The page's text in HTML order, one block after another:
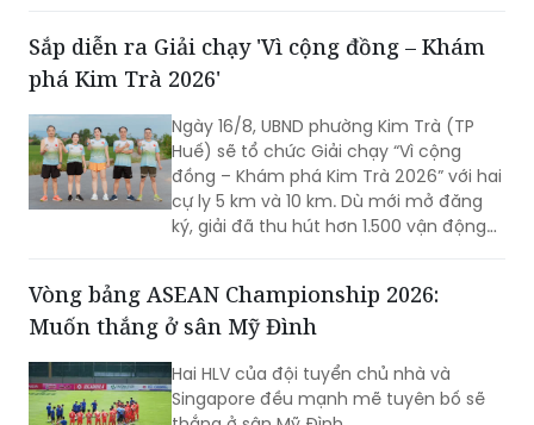
Huế khai mạc Giải Vô địch quốc gia Thể
dục dưỡng sinh và Festival năm 2026.
Sắp diễn ra Giải chạy 'Vì cộng đồng – Khám
phá Kim Trà 2026'
Ngày 16/8, UBND phường Kim Trà (TP
Huế) sẽ tổ chức Giải chạy “Vì cộng
cự ly 5 km và 10 km. Dù mới mở đăng
ký, giải đã thu hút hơn 1.500 vận động
viên trong và ngoài địa phương tham
gia, cho thấy sức hút của một sự kiện
thể thao mang đậm bản sắc quê
hương.
Vòng bảng ASEAN Championship 2026:
Muốn thắng ở sân Mỹ Đình